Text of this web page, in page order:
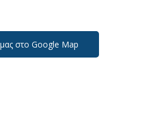
μας στο Google Map